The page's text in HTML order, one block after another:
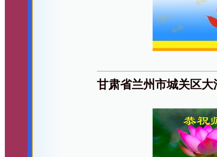
甘肃省兰州市城关区